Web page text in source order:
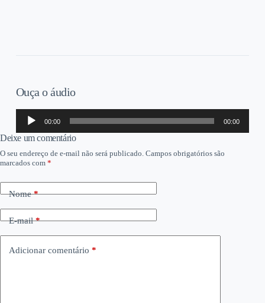
Ouça o áudio
Tocador
áudio
00:00 00:00
Deixe um comentário
O seu endereço de e-mail não será publicado. Campos obrigatórios são
marcados com *
Nome*
E-mail*
Adicionar comentário *